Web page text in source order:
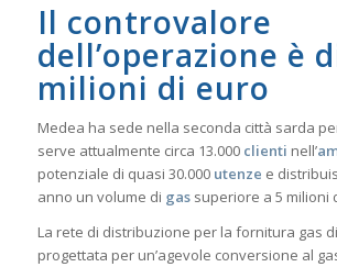
Il controvalore
dell’operazione è
milioni di euro
Medea ha sede nella seconda città sarda
serve attualmente circa 13.000 clienti nell’
potenziale di quasi 30.000 utenze e
anno un volume di gassuperiore a 5 milioni
La rete di distribuzione per la fornitura gas di
progettata per un’agevole conversione al